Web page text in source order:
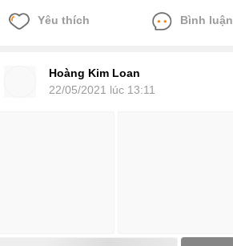
Yêu thích Bình luận
Hoàng Kim Loan
22/05/2021 lúc 13:11